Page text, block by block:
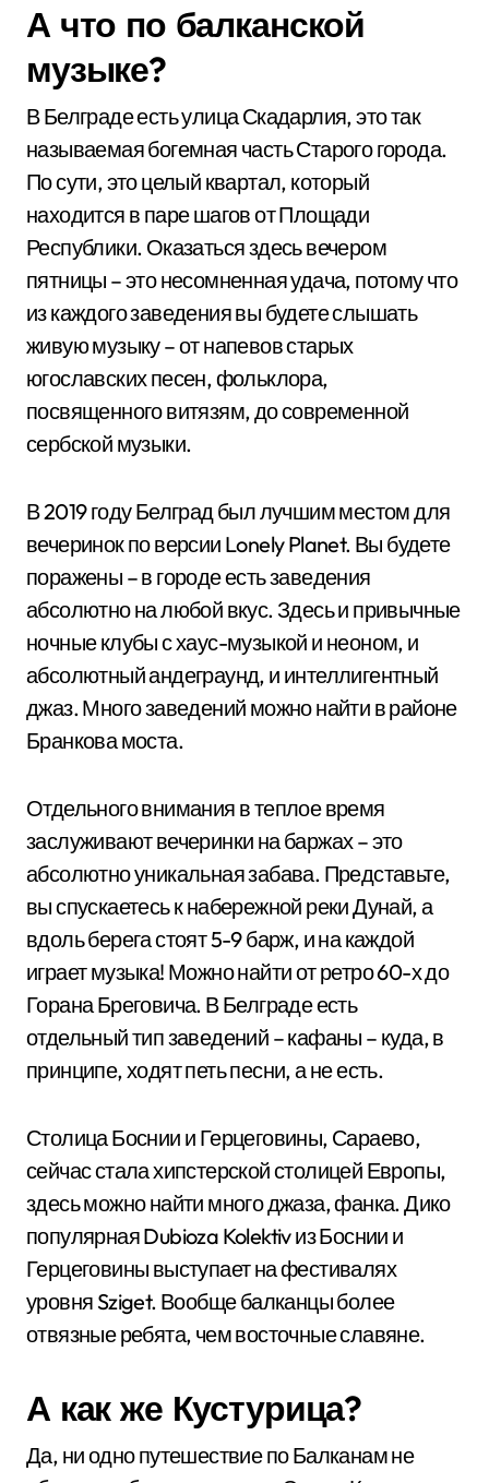
А что по балканской
музыке?
В Белграде есть улица Скадарлия, это так
называемая богемная часть Старого города.
По сути, это целый квартал, который
находится в паре шагов от Площади
Республики. Оказаться здесь вечером
пятницы – это несомненная удача, потому что
из каждого заведения вы будете слышать
живую музыку – от напевов старых
югославских песен, фольклора,
посвященного витязям, до современной
сербской музыки.
В 2019 году Белград был лучшим местом для
вечеринок по версии Lonely Planet. Вы будете
поражены – в городе есть заведения
абсолютно на любой вкус. Здесь и привычные
ночные клубы с хаус-музыкой и неоном, и
абсолютный андеграунд, и интеллигентный
джаз. Много заведений можно найти в районе
Бранкова моста.
Отдельного внимания в теплое время
заслуживают вечеринки на баржах – это
абсолютно уникальная забава. Представьте,
вы спускаетесь к набережной реки Дунай, а
вдоль берега стоят 5-9 барж, и на каждой
играет музыка! Можно найти от ретро 60-х до
Горана Бреговича. В Белграде есть
отдельный тип заведений – кафаны – куда, в
принципе, ходят петь песни, а не есть.
Столица Боснии и Герцеговины, Сараево,
сейчас стала хипстерской столицей Европы,
здесь можно найти много джаза, фанка. Дико
популярная Dubioza Kolektiv из Боснии и
Герцеговины выступает на фестивалях
уровня Sziget. Вообще балканцы более
отвязные ребята, чем восточные славяне.
А как же Кустурица?
Да, ни одно путешествие по Балканам не